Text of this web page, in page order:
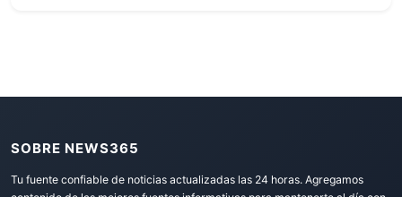
SOBRE NEWS365
Tu fuente confiable de noticias actualizadas las 24 horas. Agregamos